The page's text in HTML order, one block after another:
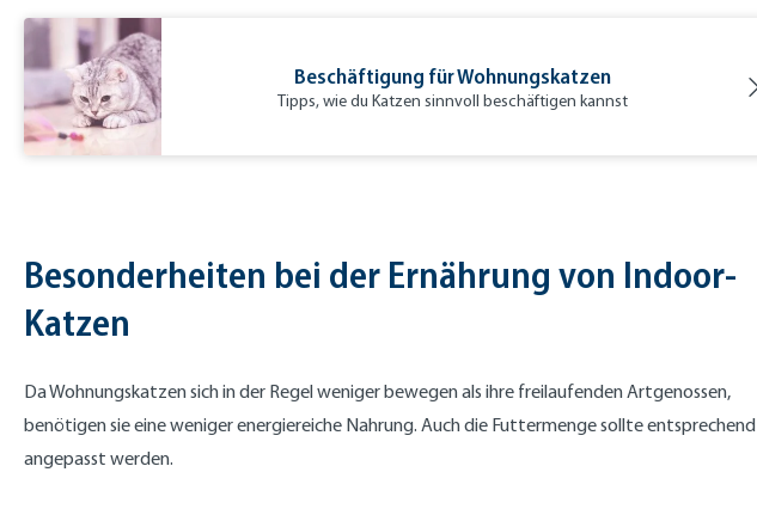
Beschäftigung für Wohnungskatzen
Tipps, wie du Katzen sinnvoll beschäftigen kannst
Besonderheiten bei der Ernährung von Indoor-
Katzen
Da Wohnungskatzen sich in der Regel weniger bewegen als ihre freilaufenden Artgenossen,
benötigen sie eine weniger energiereiche Nahrung. Auch die Futtermenge sollte entsprechend
angepasst werden.